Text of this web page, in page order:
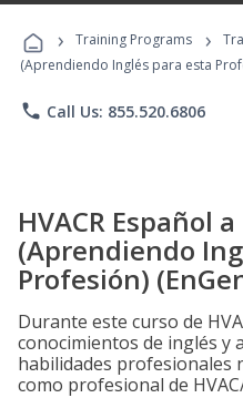
› Training Programs ›
(Aprendiendo Inglés para esta
phone Call Us: 855.520.6806
HVACR Español
(Aprendiendo
Profesión)
Durante este curso de
conocimientos de inglés y
habilidades profesionales
como profesional de